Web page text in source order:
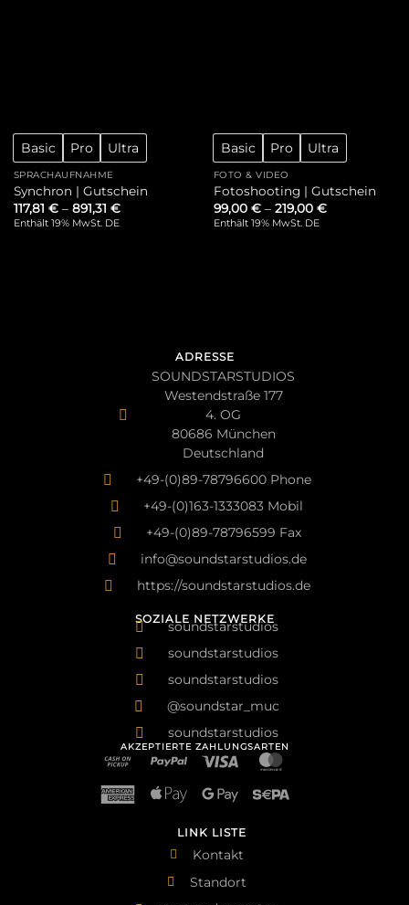
Basic Pro Ultra
SPRACHAUFNAHME
Synchron | Gutschein
117,81 € – 891,31 €
Enthält 19% MwSt. DE
Basic Pro Ultra
FOTO & VIDEO
Fotoshooting | Gutschein
99,00 € – 219,00 €
Enthält 19% MwSt. DE
LINK LISTE
Kontakt
Standort
SOZIALE NETZWERKE
soundstarstudios
soundstarstudios
soundstarstudios
@soundstar_muc
soundstarstudios
AKZEPTIERTE ZAHLUNGSARTEN
ADRESSE
SOUNDSTARSTUDIOS
Westendstraße 177
4. OG
80686 München
Deutschland
+49-(0)89-78796600 Phone
+49-(0)163-1333083 Mobil
+49-(0)89-78796599 Fax
info@soundstarstudios.de
https://soundstarstudios.de